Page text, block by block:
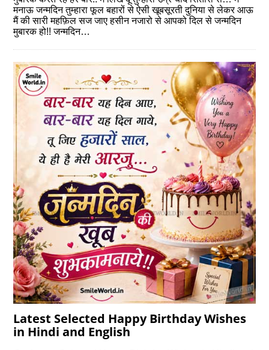
मनाऊ जन्मदिन तुम्हारा फूल बहारों से ऐसी खूबसूरती दुनिया से लेकर आऊ
मैं की सारी महफ़िल सज जाए हसीन नजारो से आपको दिल से जन्मदिन
मुबारक हो!! जन्मदिन…
Latest Selected Happy Birthday Wishes
in Hindi and English